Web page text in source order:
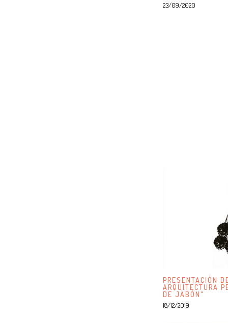
23/09/2020
PRESENTACIÓN
ARQUITECTURA
DE JABÓN"
18/12/2019